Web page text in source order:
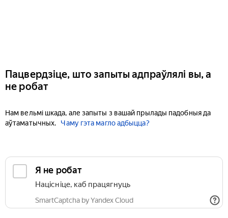
Пацвердзіце, што запыты адпраўлялі вы, а
не робат
Нам вельмі шкада, але запыты з вашай прылады падобныя да
аўтаматычных.
Чаму гэта магло адбыцца?
Я не робат
Націсніце, каб працягнуць
SmartCaptcha by Yandex Cloud